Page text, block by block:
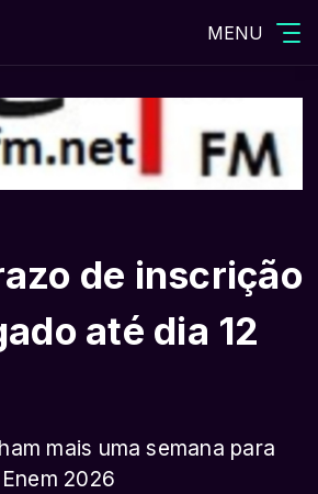
MENU
de inscrição
até dia 12
mais uma semana para
2026